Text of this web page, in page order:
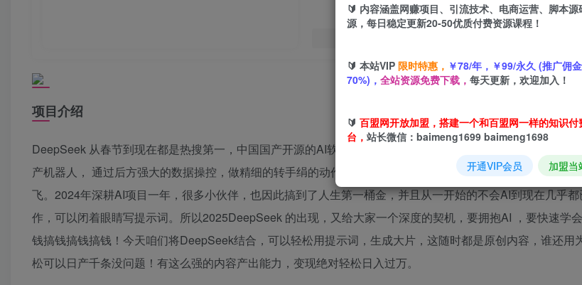
您当前未登录！建议登
项目介绍
DeepSeek 从春节到现在都是热搜第一，中国国产开源的AI软件，竟然能让大漂亮股价暴跌，也能让川普大为
产机器人， 通过后方强大的数据操控，做精细的转手绢的动作，也是出尽了风头，所以这种种的迹象都在表
飞。2024年深耕AI项目一年，很多小伙伴，也因此搞到了人生第一桶金，并且从一开始的不会AI到现在几乎
作，可以闭着眼睛写提示词。所以2025DeepSeek 的出现，又给大家一个深度的契机，要拥抱AI ，要快速学
钱搞钱搞钱搞钱！今天咱们将DeepSeek结合，可以轻松用提示词，生成大片，这随时都是原创内容，谁还用
松可以日产千条没问题！有这么强的内容产出能力，变现绝对轻松日入过万。
🔰 内容涵盖网赚项目、引流技术、电商运营、脚本源
源，每日稳定更新20-50优质付费资源课程！
🔰 本站VIP 限时特惠， ￥78/年，￥99/永久 (推广佣金
70%)， 全站资源免费下载， 每天更新，欢迎加入！
🔰 百盟网开放加盟，搭建一个和百盟网一样的知识付
台， 站长微信：baimeng1699 baimeng1698
开通VIP会员 加盟当